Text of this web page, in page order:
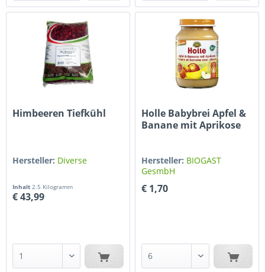
Himbeeren Tiefkühl
Hersteller: Diverse
Inhalt2.5 Kilogramm
€ 43,99
Holle Babybrei Apfel &
Banane mit Aprikose
Hersteller: BIOGAST
GesmbH
€ 1,70